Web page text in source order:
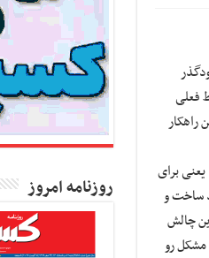
فعلی
برای
ساخت و
چالش
مشکل رو
روزنامه امروز